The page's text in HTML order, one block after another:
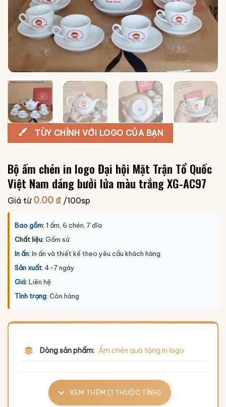
TÙY CHỈNH VỚI LOGO CỦA BẠN
Bộ ấm chén in logo Đại hội Mặt Trận Tổ Quốc
Việt Nam dáng bưởi lửa màu trắng XG-AC97
Giá từ 0.00₫ /100sp
Bao gồm: 1 ấm, 6 chén, 7 dĩa
Chất liệu:Gốm sứ
In ấn:In ấn và thiết kế theo yêu cầu khách hàng.
Sản xuất: 4-7 ngày
Giá:Liên hệ
Tình trạng: Còn hàng
Dòng sản phẩm: Ấm chén quà tặng in logo
XEM THÊM (1 THUỘC TÍNH)